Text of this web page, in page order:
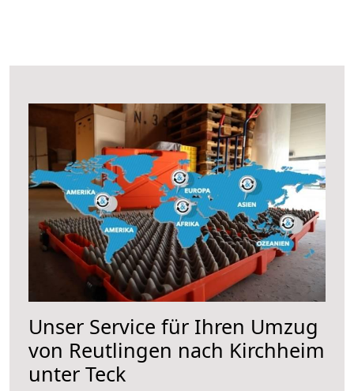
Unser Service für Ihren Umzug
von Reutlingen nach Kirchheim
unter Teck